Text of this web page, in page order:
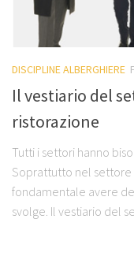
DISCIPLINE ALBERGHIERE
Il vestiario del
ristorazione
Tutti i settori hanno
Soprattutto nel
fondamentale avere
svolge. Il vestiario del